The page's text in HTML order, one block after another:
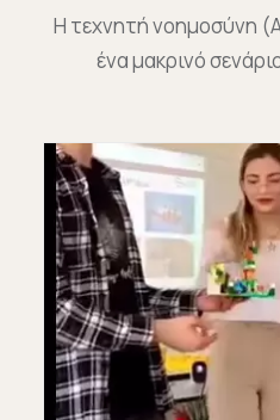
Η τεχνητή νοημοσύνη
ένα μακρινό